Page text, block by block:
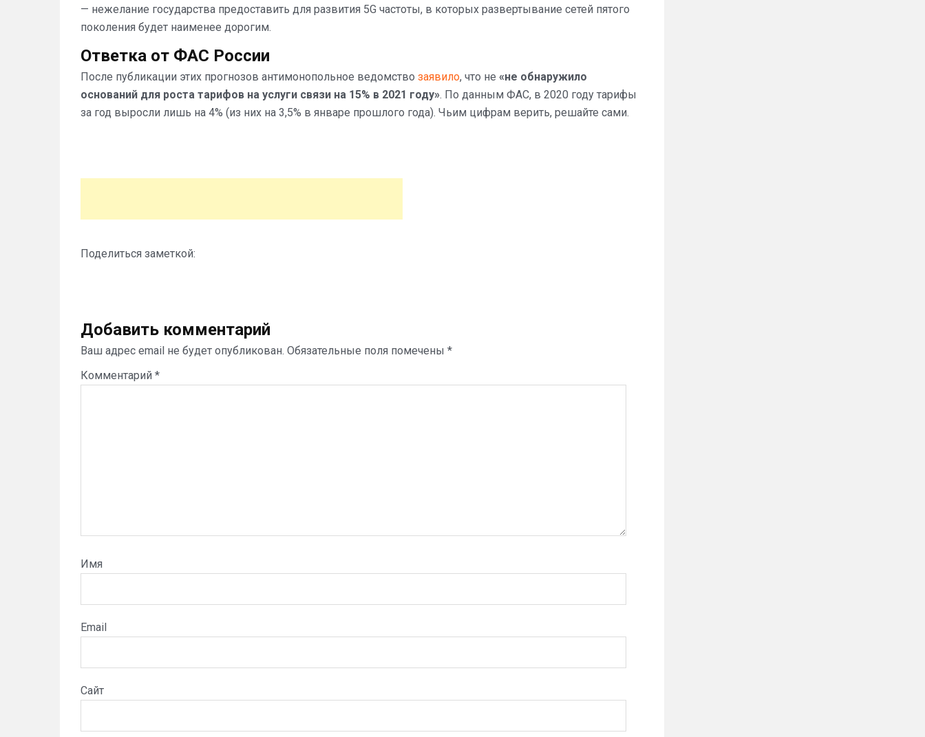
— нежелание государства предоставить для развития 5G частоты, в которых развертывание сетей пятого
поколения будет наименее дорогим.
Ответка от ФАС России
После публикации этих прогнозов антимонопольное ведомство заявило, что не «не обнаружило
оснований для роста тарифов на услуги связи на 15% в 2021 году». По данным ФАС, в 2020 году тарифы
за год выросли лишь на 4% (из них на 3,5% в январе прошлого года). Чьим цифрам верить, решайте сами.
Поделиться заметкой:
Добавить комментарий
Ваш адрес email не будет опубликован. Обязательные поля помечены *
Комментарий *
Имя
Email
Сайт